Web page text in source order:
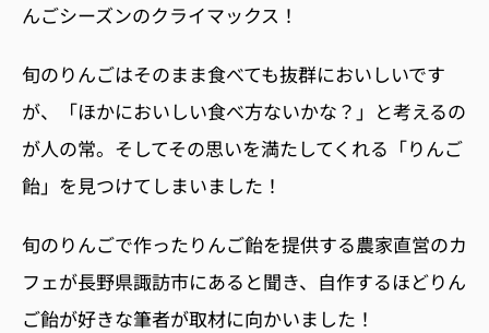
んごシーズンのクライマックス！
旬のりんごはそのまま食べても抜群においしいです
が、「ほかにおいしい食べ方ないかな？」と考えるの
が人の常。 そしてその思いを満たしてくれる「りんご
飴」を見つけてしまいました！
旬のりんごで作ったりんご飴を提供する農家直営のカ
フェが長野県諏訪市にあると聞き、自作するほどりん
ご飴が好きな筆者が取材に向かいました！